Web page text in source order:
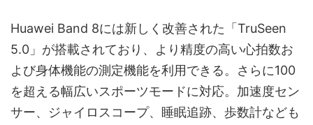
Huawei Band 8には新しく改善された「TruSeen
5.0」が搭載されており、より精度の高い心拍数お
よび身体機能の測定機能を利用できる。さらに100
を超える幅広いスポーツモードに対応。加速度セン
サー、ジャイロスコープ、睡眠追跡、歩数計なども